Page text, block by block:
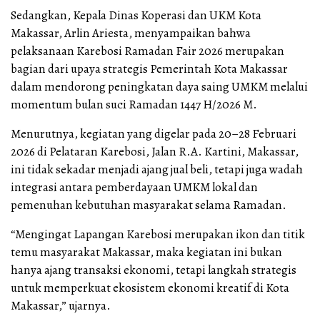
Sedangkan, Kepala Dinas Koperasi dan UKM Kota
Makassar, Arlin Ariesta, menyampaikan bahwa
pelaksanaan Karebosi Ramadan Fair 2026 merupakan
bagian dari upaya strategis Pemerintah Kota Makassar
dalam mendorong peningkatan daya saing UMKM melalui
momentum bulan suci Ramadan 1447 H/2026 M.
Menurutnya, kegiatan yang digelar pada 20–28 Februari
2026 di Pelataran Karebosi, Jalan R.A. Kartini, Makassar,
ini tidak sekadar menjadi ajang jual beli, tetapi juga wadah
integrasi antara pemberdayaan UMKM lokal dan
pemenuhan kebutuhan masyarakat selama Ramadan.
“Mengingat Lapangan Karebosi merupakan ikon dan titik
temu masyarakat Makassar, maka kegiatan ini bukan
hanya ajang transaksi ekonomi, tetapi langkah strategis
untuk memperkuat ekosistem ekonomi kreatif di Kota
Makassar,” ujarnya.